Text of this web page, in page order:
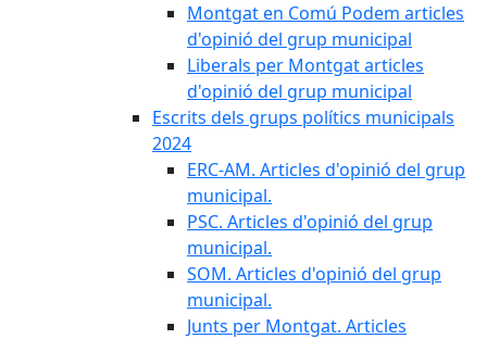
Montgat en Comú Podem articles
d'opinió del grup municipal
Liberals per Montgat articles
d'opinió del grup municipal
Escrits dels grups polítics municipals
2024
ERC-AM. Articles d'opinió del grup
municipal.
PSC. Articles d'opinió del grup
municipal.
SOM. Articles d'opinió del grup
municipal.
Junts per Montgat. Articles